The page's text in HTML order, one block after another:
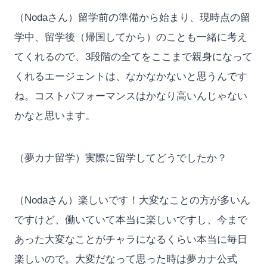
（Nodaさん）留学前の準備から始まり、現時点の留
学中、留学後（帰国してから）のことも一緒に考え
てくれるので、3段階の全てをここまで親身になって
くれるエージェントは、なかなかないと思うんです
ね。コストパフォーマンスはかなり高いんじゃない
かなと思います。
（夢カナ留学）実際に留学してどうでしたか？
（Nodaさん）楽しいです！大変なことの方が多いん
ですけど、働いていて本当に楽しいですし、今まで
あった大変なことがチャラになるくらい本当に毎日
楽しいので。大変だなって思った時は夢カナ公式